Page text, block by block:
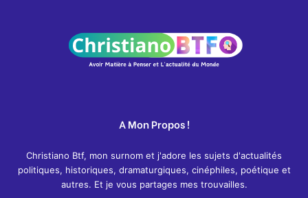
A Mon Propos !
Christiano Btf, mon surnom et j'adore les sujets d'actualités
politiques, historiques, dramaturgiques, cinéphiles, poétique et
autres. Et je vous partages mes trouvailles.